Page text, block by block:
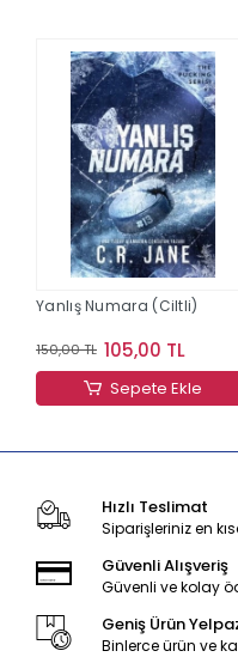
Yanlış Numara (Ciltli)
150,00 TL 105,00 TL
Sepete Ekle
Hızlı Teslimat
Siparişleriniz en
Güvenli Alışveriş
Güvenli ve kolay
Geniş Ürün
Binlerce ürün ve